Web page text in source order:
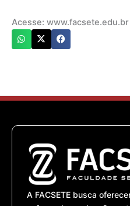
Acesse: www.facsete.edu.br
A FACSETE busca